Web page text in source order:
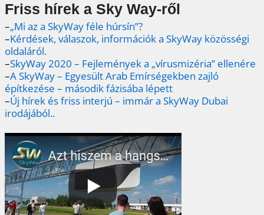
Friss hírek a Sky Way-ről
–„Mi az a SkyWay féle húrsín”?
–Kérdések, válaszok, információk a SkyWay közösségi
oldaláról.
–SkyWay 2020 – Fejlemények a „vírusmizéria” ellenére
–A SkyWay – Egyesült Arab Emírségekben zajló
építkezése – második fázisába lépett
–Új hírek és friss interjú – immár a SkyWay Dubai
irodájából..